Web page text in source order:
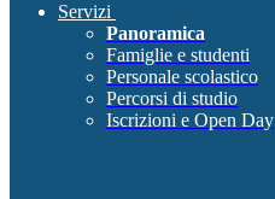
Servizi
Panoramica
Famiglie e studenti
Personale scolastico
Percorsi di studio
Iscrizioni e Open Day